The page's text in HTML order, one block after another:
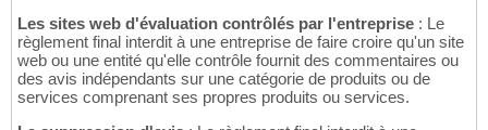
Les sites web d'évaluation contrôlés par l'entreprise : Le
règlement final interdit à une entreprise de faire croire qu'un site
web ou une entité qu'elle contrôle fournit des commentaires ou
des avis indépendants sur une catégorie de produits ou de
services comprenant ses propres produits ou services.